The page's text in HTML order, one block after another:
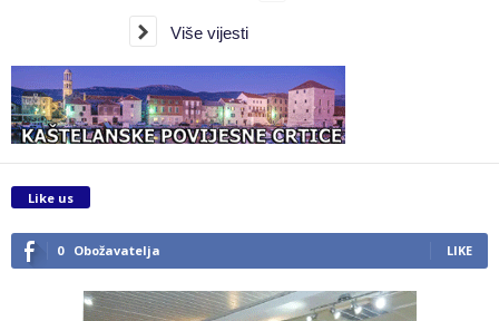
Više vijesti
Like us
0 Obožavatelja LIKE